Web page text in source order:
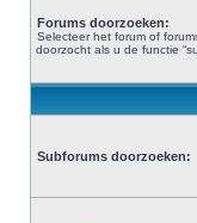
Forums doorzoeken:
Selecteer het forum of
doorzocht als u de functie
Subforums doorzoeken: